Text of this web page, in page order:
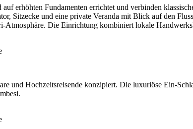
erhöhten Fundamenten errichtet und verbinden
Sitzecke und eine private Veranda mit Blick auf den
Atmosphäre. Die Einrichtung kombiniert lokale
und Hochzeitsreisende konzipiert. Die luxuriöse Ein-